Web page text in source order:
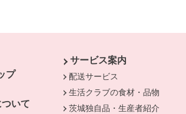
プ
いて
サービス案内
配送サービス
生活クラブの食材・品物
茨城独自品・生産者紹介